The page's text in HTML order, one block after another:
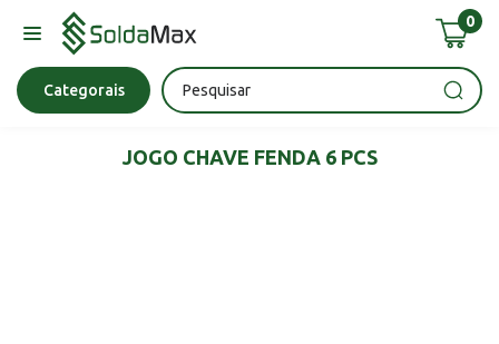
0
Categorais
Bateria Chave Impacto Esmerilhadeira
JOGO CHAVE FENDA 6 PCS